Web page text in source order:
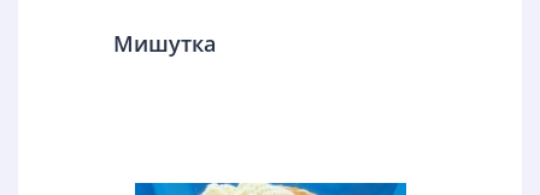
Мишутка